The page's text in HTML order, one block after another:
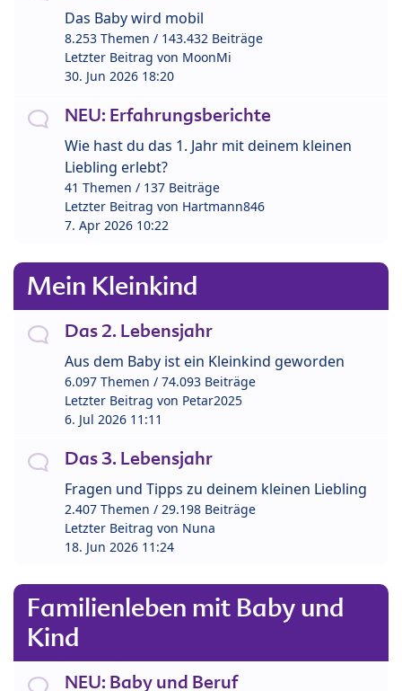
Das Baby wird mobil
8.253 Themen / 143.432 Beiträge
Letzter Beitrag von MoonMi
30. Jun 2026 18:20
NEU: Erfahrungsberichte
Wie hast du das 1. Jahr mit deinem kleinen
Liebling erlebt?
41 Themen / 137 Beiträge
Letzter Beitrag von Hartmann846
7. Apr 2026 10:22
Mein Kleinkind
Das 2. Lebensjahr
Aus dem Baby ist ein Kleinkind geworden
6.097 Themen / 74.093 Beiträge
Letzter Beitrag von Petar2025
6. Jul 2026 11:11
Das 3. Lebensjahr
Fragen und Tipps zu deinem kleinen Liebling
2.407 Themen / 29.198 Beiträge
Letzter Beitrag von Nuna
18. Jun 2026 11:24
Familienleben mit Baby und
Kind
NEU: Baby und Beruf